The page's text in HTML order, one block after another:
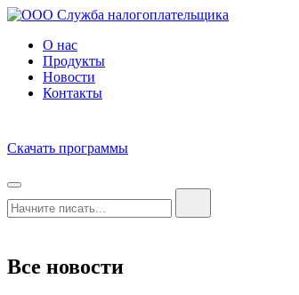
О нас
Продукты
Новости
Контакты
Скачать программы
Все новости